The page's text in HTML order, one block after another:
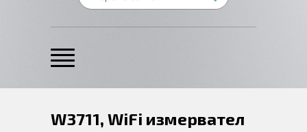
W3711, WiFi измервател